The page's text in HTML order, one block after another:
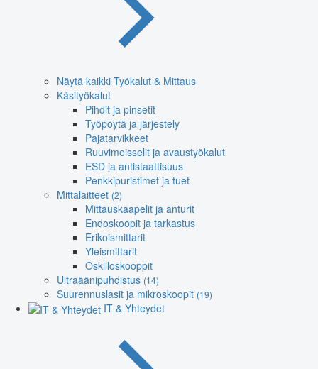
Näytä kaikki Työkalut & Mittaus
Käsityökalut
Pihdit ja pinsetit
Työpöytä ja järjestely
Pajatarvikkeet
Ruuvimeisselit ja avaustyökalut
ESD ja antistaattisuus
Penkkipuristimet ja tuet
Mittalaitteet (2)
Mittauskaapelit ja anturit
Endoskoopit ja tarkastus
Erikoismittarit
Yleismittarit
Oskilloskooppit
Ultraäänipuhdistus (14)
Suurennuslasit ja mikroskoopit (19)
IT & Yhteydet